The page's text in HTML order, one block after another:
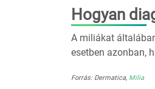
Hogyan
A miliákat
esetben azonban,
Forrás: Dermatica, Milia